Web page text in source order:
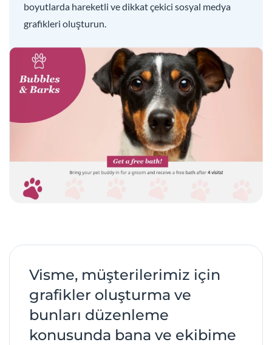
boyutlarda hareketli ve dikkat çekici sosyal medya
grafikleri oluşturun.
Visme, müşterilerimiz için
grafikler oluşturma ve
bunları düzenleme
konusunda bana ve ekibime